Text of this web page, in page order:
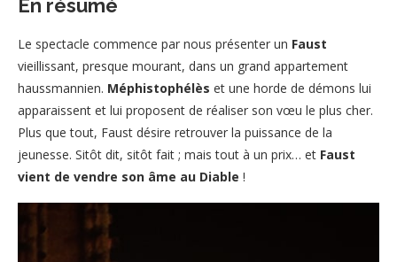
En résumé
Le spectacle commence par nous présenter un Faust
vieillissant, presque mourant, dans un grand appartement
haussmannien. Méphistophélès et une horde de démons lui
apparaissent et lui proposent de réaliser son vœu le plus cher.
Plus que tout, Faust désire retrouver la puissance de la
jeunesse. Sitôt dit, sitôt fait ; mais tout à un prix… et Faust
vient de vendre son âme au Diable !